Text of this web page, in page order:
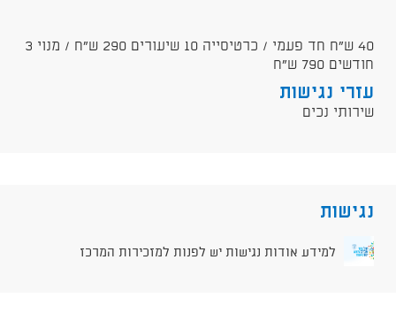
40 ש"ח חד פעמי / כרטיסייה 10 שיעורים 290 ש"ח / מנוי 3
חודשים 790 ש"ח
עזרי נגישות
שירותי נכים
נגישות
למידע אודות נגישות יש לפנות למזכירות המרכז